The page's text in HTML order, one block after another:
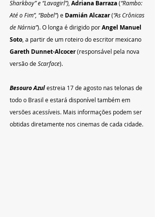
Sharkboy” e “Lavagirl”) Adriana Barraza (“Rambo:
Até o Fim”, “Babel”) e Damián Alcazar (“As Crônicas
de Nárnia”). O longa é dirigido por Angel Manuel
Soto , a partir de um roteiro do escritor mexicano
Gareth Dunnet-Alcocer (responsável pela nova
versão de Scarface).
Besouro Azul estreia 17 de agosto nas telonas de
todo o Brasil e estará disponível também em
versões acessíveis. Mais informações podem ser
obtidas diretamente nos cinemas de cada cidade.